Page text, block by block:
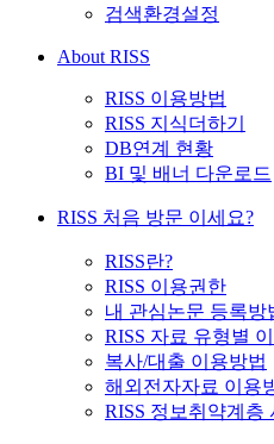
검색환경설정
About RISS
RISS 이용방법
RISS 지식더하기
DB연계 현황
BI 및 배너 다운로드
RISS 처음 방문 이세요?
RISS란?
RISS 이용권한
내 관심논문 등록방
RISS 자료 유형별
복사/대출 이용방법
해외전자자료 이용
RISS 정보취약계층